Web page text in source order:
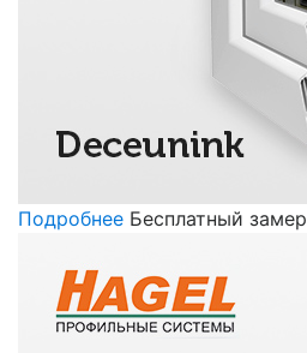
Подробнее Бесплатный замер